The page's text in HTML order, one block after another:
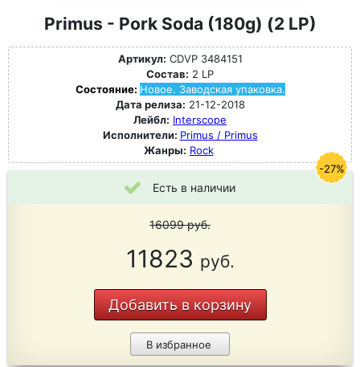
Primus - Pork Soda (180g) (2 LP)
Артикул: CDVP 3484151
Состав: 2 LP
Состояние: Новое. Заводская упаковка.
Дата релиза: 21-12-2018
Лейбл: Interscope
Исполнители: Primus / Primus
Жанры: Rock
Есть в наличии
16099руб.
11823 руб.
Добавить в корзину
В избранное
-27%